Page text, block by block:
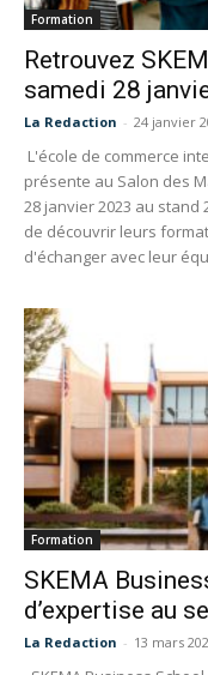
Formation
Retrouvez
samedi 28
La Redaction - 24 janvier
L'école de commerce
présente au Salon des
28 janvier 2023 au stand
de découvrir leurs
d'échanger avec leur
Formation
SKEMA
d’expertise au
La Redaction - 13 mars